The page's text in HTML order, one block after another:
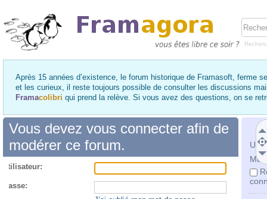
Après 15 années d’existence, le forum historique de Framasoft, ferme
et les curieux, il reste toujours possible de consulter les discussions
Framacolibri qui prend la relève. Si vous avez des questions, on se
Mot
Vous devez vous connecter afin de
modérer ce forum.
passe: